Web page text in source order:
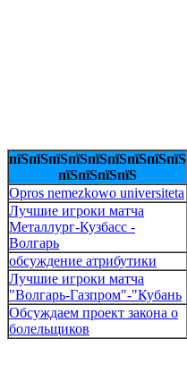
пїЅпїЅпїЅпїЅпїЅпїЅпїЅпїЅпїЅ
пїЅпїЅпїЅпїЅ
Opros nemezkowo universiteta
Лучшие игроки матча
Металлург-Кузбасс -
Волгарь
обсуждение атрибутики
Лучшие игроки матча
"Волгарь-Газпром"-"Кубань
Обсуждаем проект закона о
болельщиков